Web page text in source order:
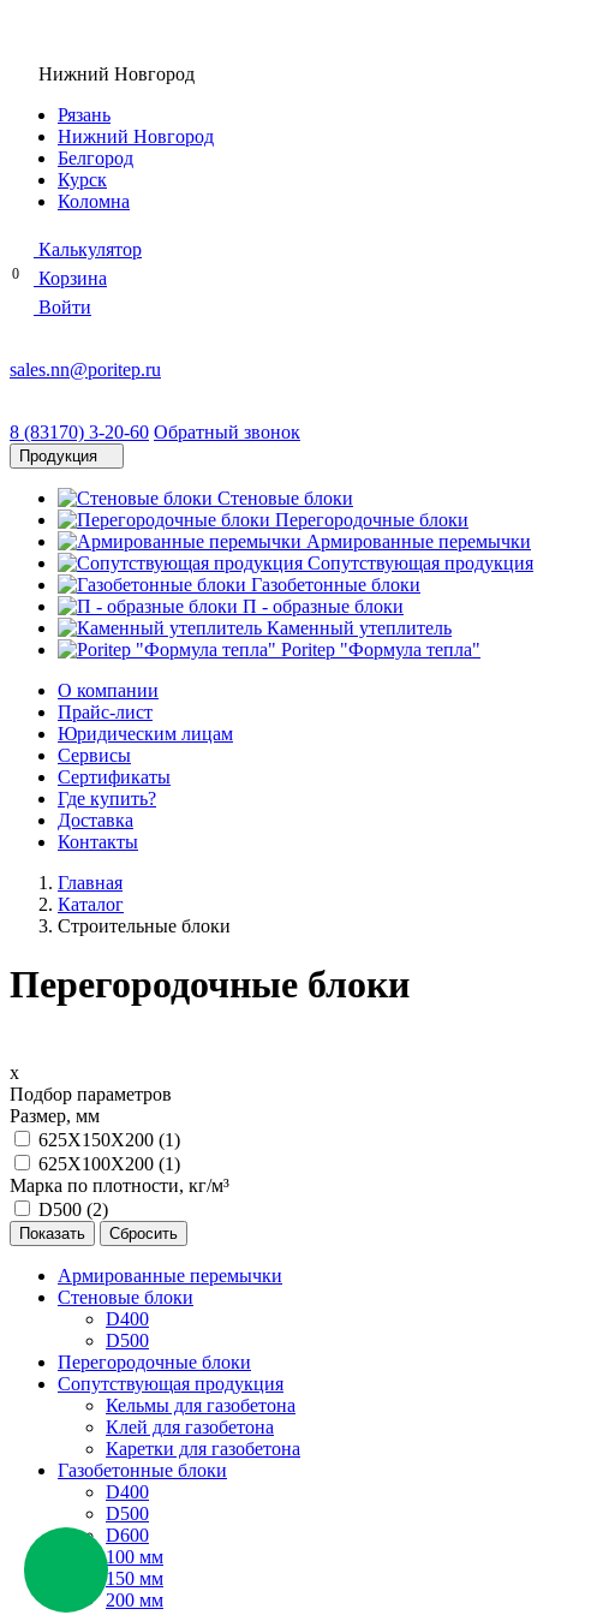
Нижний Новгород
Рязань
Нижний Новгород
Белгород
Курск
Коломна
Калькулятор
Корзина
0
Войти
sales.nn@poritep.ru
8 (83170) 3-20-60 Обратный звонок
Продукция
Стеновые блоки
Перегородочные блоки
Армированные перемычки
Сопутствующая продукция
Газобетонные блоки
П - образные блоки
Каменный утеплитель
Poritep "Формула тепла"
О компании
Прайс-лист
Юридическим лицам
Сервисы
Сертификаты
Где купить?
Доставка
Контакты
Главная
Каталог
Строительные блоки
Перегородочные блоки
х
Подбор параметров
Размер, мм
625X150X200 (1)
625Х100Х200 (1)
Марка по плотности, кг/м³
D500 (2)
Армированные перемычки
Стеновые блоки
D400
D500
Перегородочные блоки
Сопутствующая продукция
Кельмы для газобетона
Клей для газобетона
Каретки для газобетона
Газобетонные блоки
D400
D500
D600
100 мм
150 мм
200 мм